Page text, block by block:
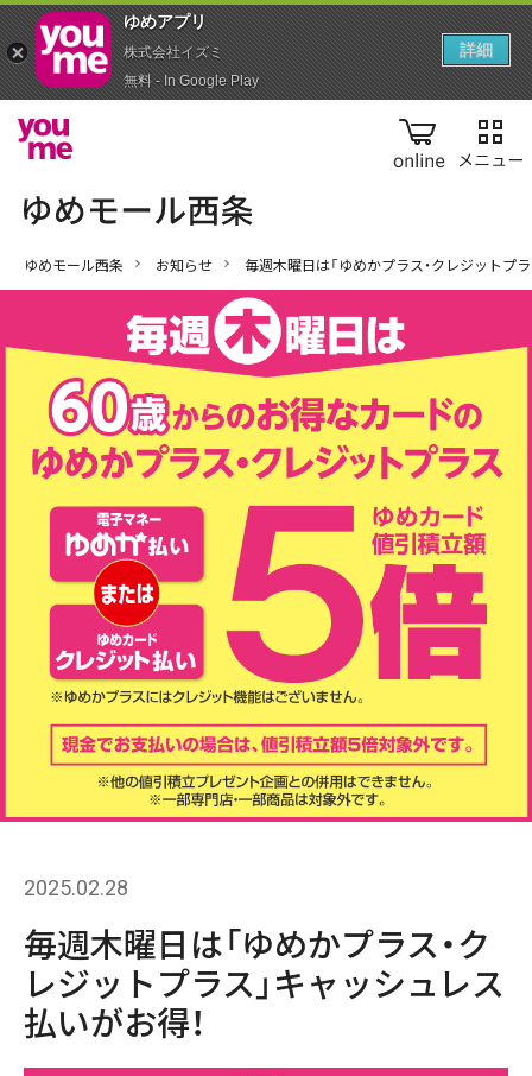
online
ゆめモール西条 お知らせ 毎週木曜日は「ゆめかプラス・クレジットプ
2025.02.28
毎週木曜日は「ゆめかプラス・ク
レジットプラス」キャッシュレス
払いがお得！
ゆめアプ‪リ‬
株式会社イズミ
無料 - In Google Play
詳細